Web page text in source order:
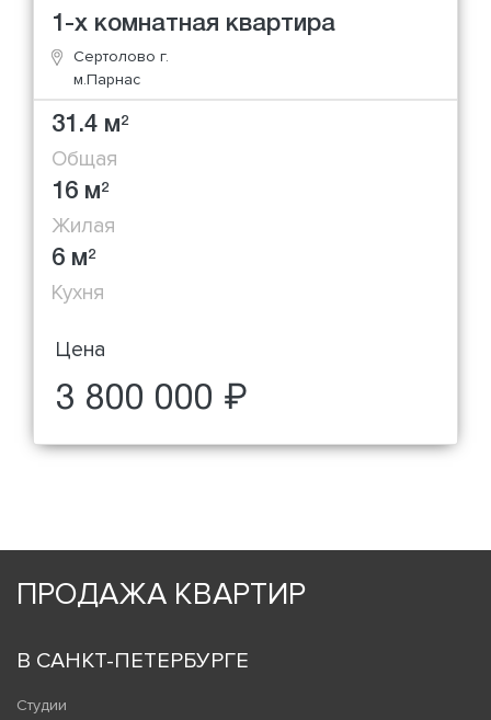
1-х комнатная квартира
Сертолово г.
м.Парнас
31.4 м2
Общая
16 м2
Жилая
6 м2
Кухня
Цена
3 800 000 ₽
ПРОДАЖА КВАРТИР
В САНКТ-ПЕТЕРБУРГЕ
Студии